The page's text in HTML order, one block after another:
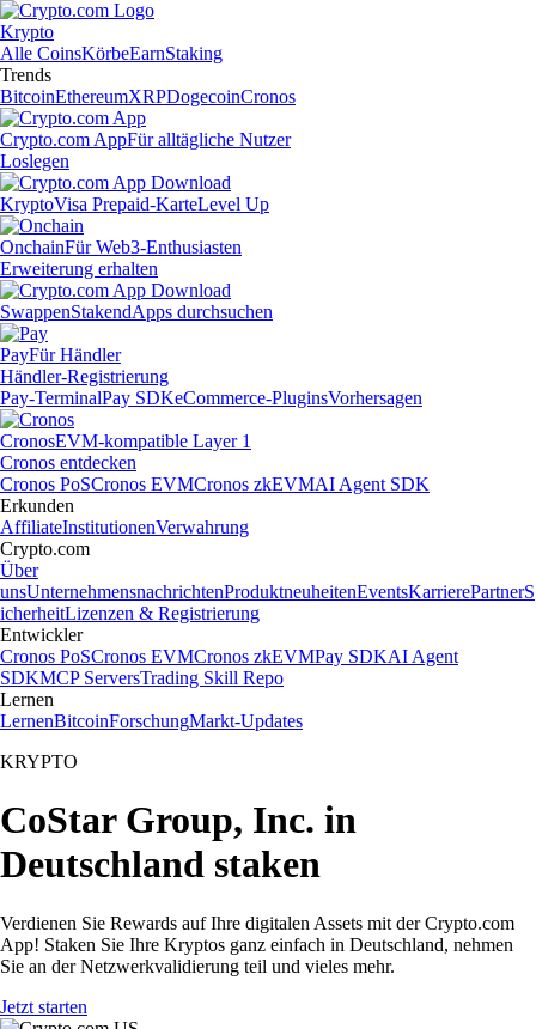
Krypto
Alle CoinsKörbeEarnStaking
Trends
BitcoinEthereumXRPDogecoinCronos
Crypto.com AppFür alltägliche Nutzer
Loslegen
KryptoVisa Prepaid-KarteLevel Up
OnchainFür Web3-Enthusiasten
Erweiterung erhalten
SwappenStakendApps durchsuchen
PayFür Händler
Händler-Registrierung
Pay-TerminalPay SDKeCommerce-PluginsVorhersagen
CronosEVM-kompatible Layer 1
Cronos entdecken
Cronos PoSCronos EVMCronos zkEVMAI Agent SDK
Erkunden
AffiliateInstitutionenVerwahrung
Crypto.com
Über
unsUnternehmensnachrichtenProduktneuheitenEventsKarrierePartnerS
icherheitLizenzen & Registrierung
Entwickler
Cronos PoSCronos EVMCronos zkEVMPay SDKAI Agent
SDKMCP ServersTrading Skill Repo
Lernen
LernenBitcoinForschungMarkt-Updates
KRYPTO
CoStar Group, Inc. in
Deutschland staken
Verdienen Sie Rewards auf Ihre digitalen Assets mit der Crypto.com
App! Staken Sie Ihre Kryptos ganz einfach in Deutschland, nehmen
Sie an der Netzwerkvalidierung teil und vieles mehr.
Jetzt starten